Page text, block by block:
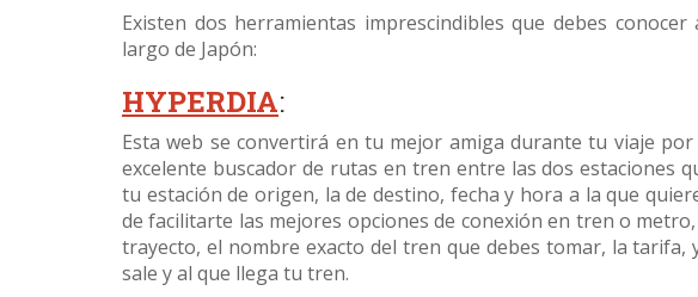
Existen dos herramientas imprescindibles que debes
largo de Japón:
HYPERDIA:
Esta web se convertirá en tu mejor amiga durante tu viaje
excelente buscador de rutas en tren entre las dos estaciones
tu estación de origen, la de destino, fecha y hora a la que
de facilitarte las mejores opciones de conexión en tren o
trayecto, el nombre exacto del tren que debes tomar, la tarifa,
sale y al que llega tu tren.